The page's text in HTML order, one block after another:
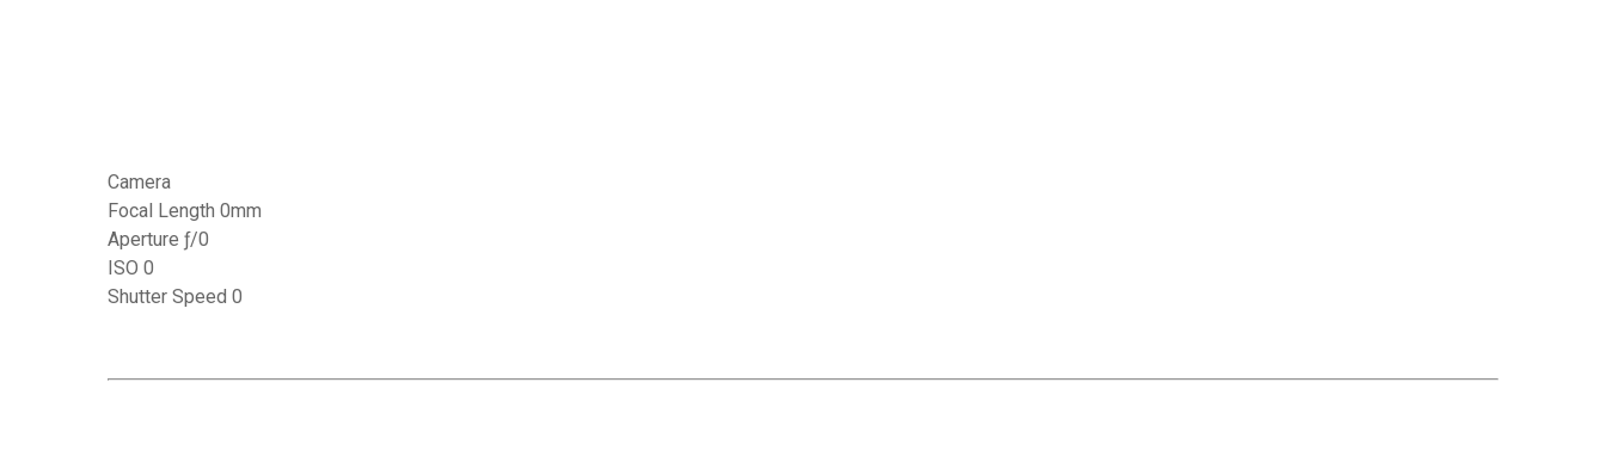
Camera
Focal Length 0mm
Aperture ƒ/0
ISO 0
Shutter Speed 0